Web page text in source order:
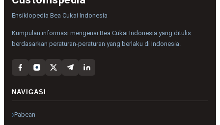
Ensiklopedia Bea Cukai Indonesia
Kumpulan informasi mengenai Bea Cukai Indonesia yang ditulis
berdasarkan peraturan-peraturan yang berlaku di Indonesia.
NAVIGASI
Pabean